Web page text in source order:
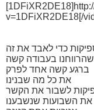
v=1DFiXR2DE18[/
כדי לאבד את זה
בעבודה קשה
ברגע קשה אחד לפרק
את כל מה שבנינו
לשבור את הקשר
את השבועות שנשבענו